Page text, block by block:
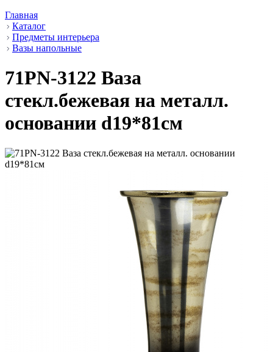
Главная
Каталог
Предметы интерьера
Вазы напольные
71PN-3122 Ваза
стекл.бежевая на металл.
основании d19*81см